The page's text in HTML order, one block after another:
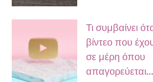
Τι συμβαίνει
βίντεο που
σε μέρη όπου
απαγορεύεται...